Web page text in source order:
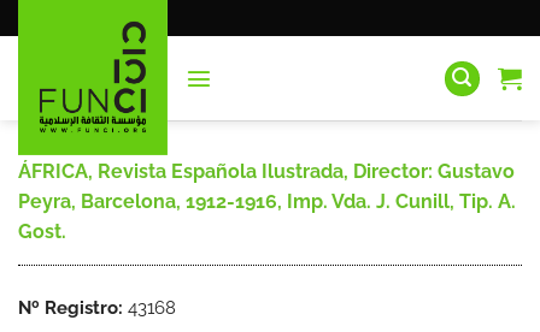
al
ÁFRICA, Revista Española Ilustrada, Director: Gustavo
Peyra, Barcelona, 1912-1916, Imp. Vda. J. Cunill, Tip. A.
Gost.
Nº Registro: 43168